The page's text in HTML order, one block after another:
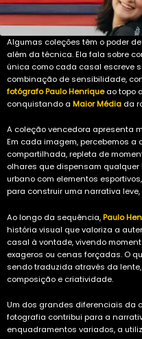
Algumas coleções têm o poder
além da técnica. Ela fala sobre
única como cada casal escreve
combinação de sensibilidade,
fotógrafo Paulo Henriqueao topo
conquistando a Maior Média da
A coleção vencedora apresenta
Em cada imagem, percebemos a
compartilhada, repleta de
olhares que dispensam
urbano com elementos
para construir uma narrativa
Ao longo da sequência,Paulo
história visual que valoriza a
casal à vontade, vivendo
exageros ou cenas forçadas. O
sendo traduzida através da
composição e criatividade.
Um dos grandes diferenciais da
fotografia contribui para a
enquadramentos variados, a